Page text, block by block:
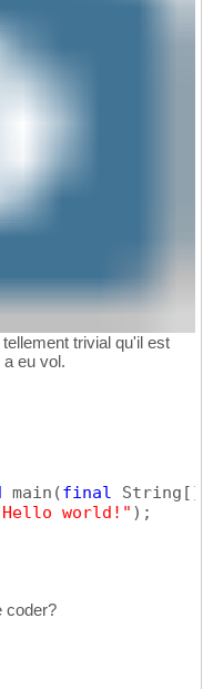
trivial qu'il est
eu vol.
main (final String [ ]
world!" )
coder?